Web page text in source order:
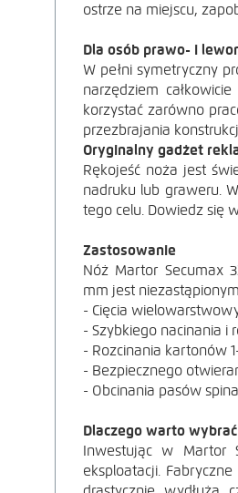
ostrze na miejscu,
Dla osób prawo- i
W pełni symetryczny
narzędziem
korzystać zarówno
przezbrajania
Oryginalny gadżet re
Rękojeść noża jest
nadruku lub graweru.
tego celu. Dowiedz się
Zastosowanie
Nóż Martor Secumax
mm jest
- Cięcia
- Szybkiego nacinania i
- Rozcinania kartonów
- Bezpiecznego
- Obcinania pasów
Dlaczego warto
Inwestując w Martor
eksploatacji.